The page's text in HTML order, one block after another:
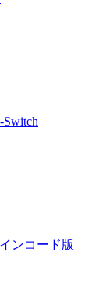
ンコード版